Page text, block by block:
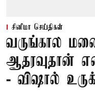
சினிமா செய்திகள்
வருங்கால
ஆதரவுதான்
- விஷால்